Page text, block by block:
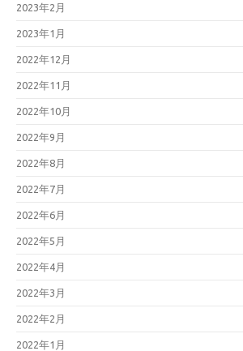
2023年2月
2023年1月
2022年12月
2022年11月
2022年10月
2022年9月
2022年8月
2022年7月
2022年6月
2022年5月
2022年4月
2022年3月
2022年2月
2022年1月